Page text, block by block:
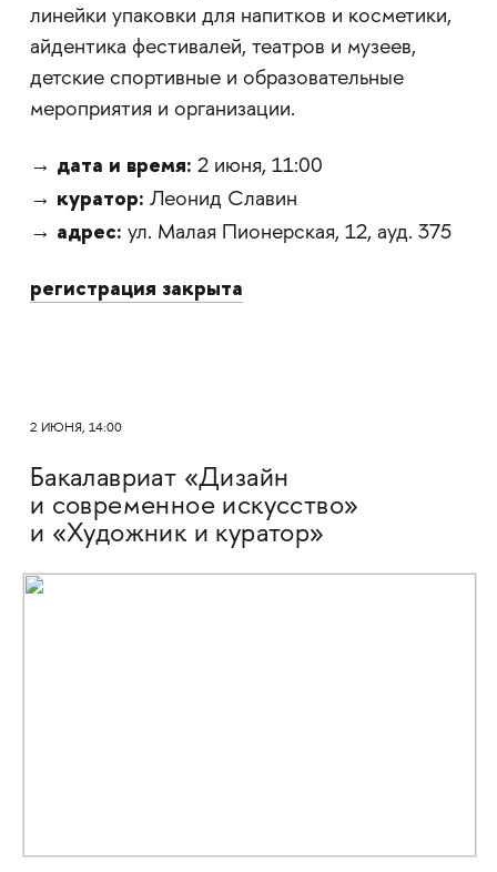
линейки упаковки для напитков и косметики,
айдентика фестивалей, театров и музеев,
детские спортивные и образовательные
мероприятия и организации.
→ дата и время: 2 июня, 11:00
→ куратор: Леонид Славин
→ адрес: ул. Малая Пионерская, 12, ауд. 375
регистрация закрыта
2 ИЮНЯ, 14:00
Бакалавриат «Дизайн
и современное искусство»
и «Художник и куратор»